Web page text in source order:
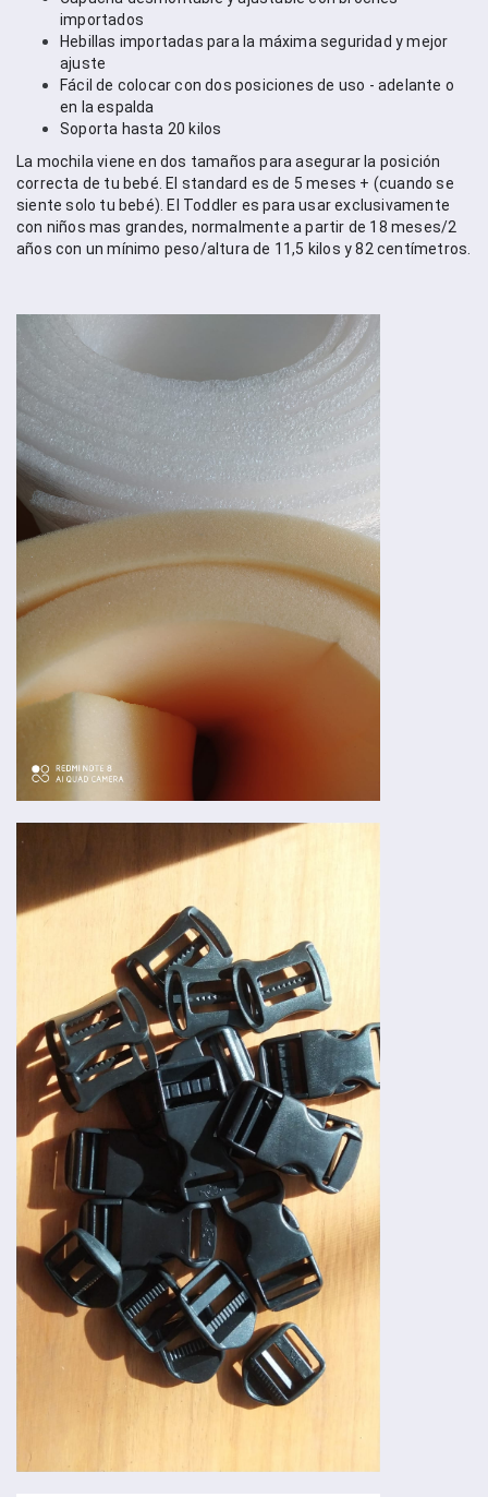
importados
Hebillas importadas para la máxima seguridad y mejor
ajuste
Fácil de colocar con dos posiciones de uso - adelante o
en la espalda
Soporta hasta 20 kilos
La mochila viene en dos tamaños para asegurar la posición
correcta de tu bebé. El standard es de 5 meses + (cuando se
siente solo tu bebé). El Toddler es para usar exclusivamente
con niños mas grandes, normalmente a partir de 18 meses/2
años con un mínimo peso/altura de 11,5 kilos y 82 centímetros.